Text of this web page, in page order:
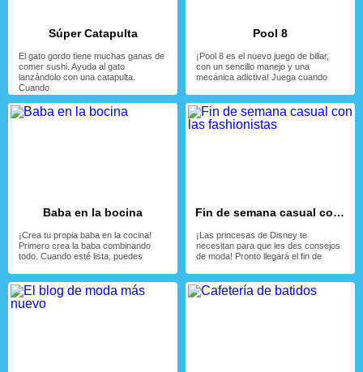
Súper Catapulta
El gato gordo tiene muchas ganas de
comer sushi. Ayuda al gato
lanzándolo con una catapulta.
Cuando
Pool 8
¡Pool 8 es el nuevo juego de billar,
con un sencillo manejo y una
mecánica adictiva! Juega cuando
Baba en la bocina
¡Crea tu propia baba en la cocina!
Primero crea la baba combinando
todo. Cuando esté lista, puedes
Fin de semana casual con las fashionistas
¡Las princesas de Disney te
necesitan para que les des consejos
de moda! Pronto llegará el fin de